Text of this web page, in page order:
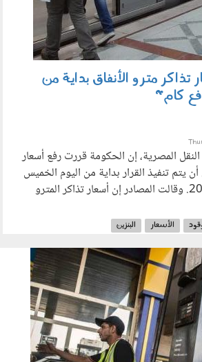
مترو الأنفاق بداية من
كام"
المصرية، إن الحكومة قررت رفع أسعار
يتم تنفيذ القرار بداية من اليوم الخميس
الموافق 1 أغسطس 2024. وقالت المصادر إن أسعار تذاكر المترو
الأسعار البنزين